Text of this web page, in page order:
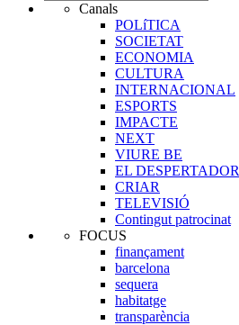
Canals
POLíTICA
SOCIETAT
ECONOMIA
CULTURA
INTERNACIONAL
ESPORTS
IMPACTE
NEXT
VIURE BE
EL DESPERTADOR
CRIAR
TELEVISIÓ
Contingut patrocinat
FOCUS
finançament
barcelona
sequera
habitatge
transparència